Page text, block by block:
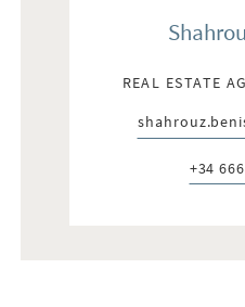
REAL ESTATE
E-post:
+34